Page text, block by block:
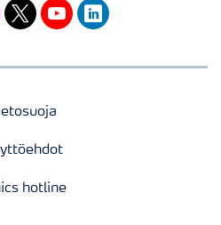
twitteryoutubelinkedin
hotline